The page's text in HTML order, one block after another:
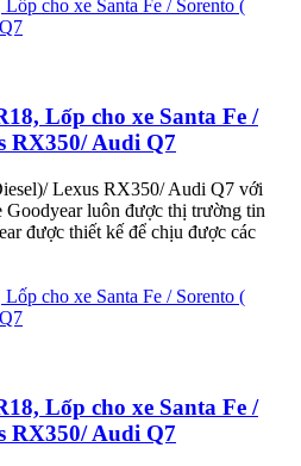
Lốp cho xe Santa Fe /
RX350/ Audi Q7
Lexus RX350/ Audi Q7 với
luôn được thị trường tin
được thiết kế để chịu được các
Lốp cho xe Santa Fe /
RX350/ Audi Q7